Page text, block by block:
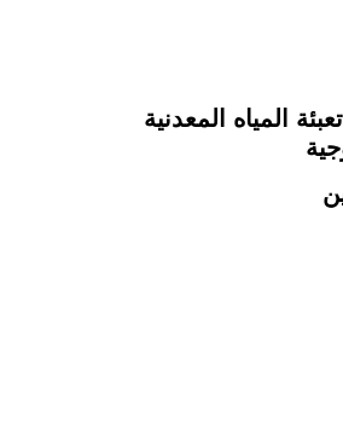
(28) .. تعبئة المياه المعدنية